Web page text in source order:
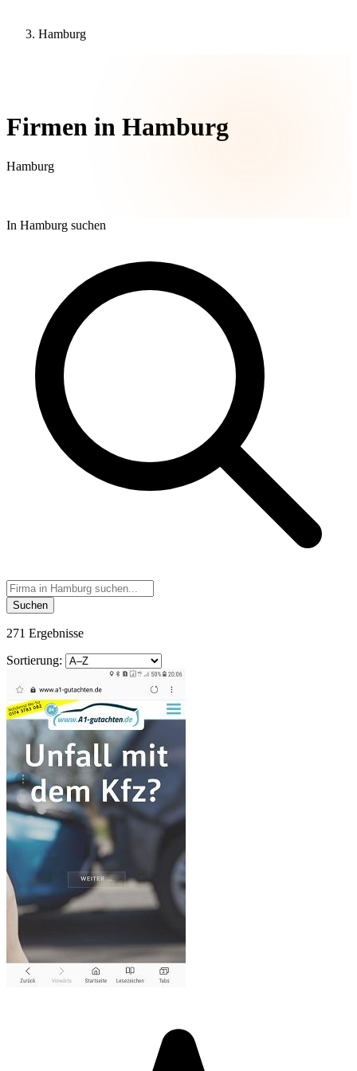
Hamburg
Firmen in Hamburg
Hamburg
In Hamburg suchen
Suchen
271 Ergebnisse
Sortierung: